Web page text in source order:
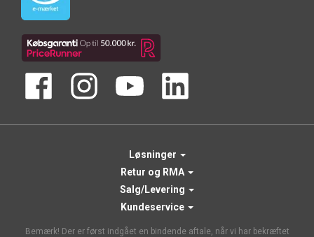
Løsninger
Retur og RMA
Salg/Levering
Kundeservice
Bemærk! Der er først indgået en bindende aftale, når vi har bekræftet